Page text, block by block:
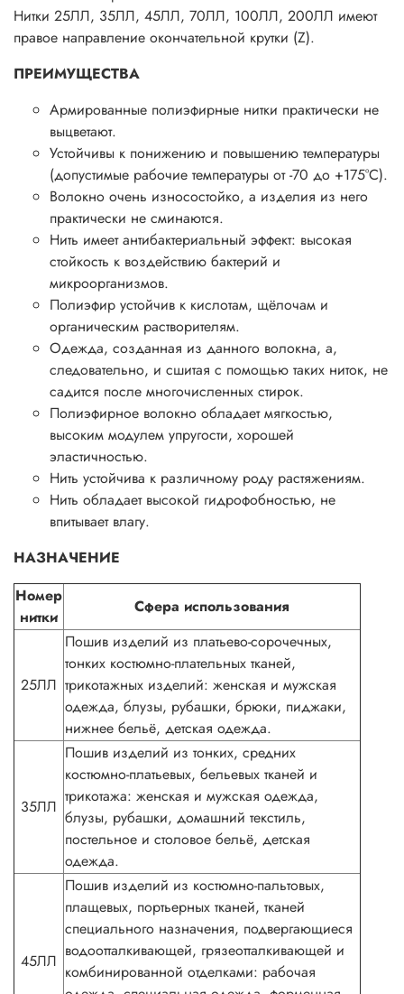
Нитки 25ЛЛ, 35ЛЛ, 45ЛЛ, 70ЛЛ, 100ЛЛ, 200ЛЛ имеют
правое направление окончательной крутки (Z).
ПРЕИМУЩЕСТВА
Армированные полиэфирные нитки практически не
выцветают.
Устойчивы к понижению и повышению температуры
(допустимые рабочие температуры от -70 до +175°С).
Волокно очень износостойко, а изделия из него
практически не сминаются.
Нить имеет антибактериальный эффект: высокая
стойкость к воздействию бактерий и
микроорганизмов.
Полиэфир устойчив к кислотам, щёлочам и
органическим растворителям.
Одежда, созданная из данного волокна, а,
следовательно, и сшитая с помощью таких ниток, не
садится после многочисленных стирок.
Полиэфирное волокно обладает мягкостью,
высоким модулем упругости, хорошей
эластичностью.
Нить устойчива к различному роду растяжениям.
Нить обладает высокой гидрофобностью, не
впитывает влагу.
НАЗНАЧЕНИЕ
Номер
нитки
Сфера использования
25ЛЛ
Пошив изделий из платьево-сорочечных,
тонких костюмно-плательных тканей,
трикотажных изделий: женская и мужская
одежда, блузы, рубашки, брюки, пиджаки,
нижнее бельё, детская одежда.
35ЛЛ
Пошив изделий из тонких, средних
костюмно-платьевых, бельевых тканей и
трикотажа: женская и мужская одежда,
блузы, рубашки, домашний текстиль,
постельное и столовое бельё, детская
одежда.
45ЛЛ
Пошив изделий из костюмно-пальтовых,
плащевых, портьерных тканей, тканей
специального назначения, подвергающиеся
водоотталкивающей, грязеотталкивающей и
комбинированной отделками: рабочая